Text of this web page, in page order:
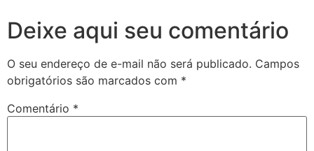
Deixe aqui seu comentário
O seu endereço de e-mail não será publicado. Campos
obrigatórios são marcados com *
Comentário *